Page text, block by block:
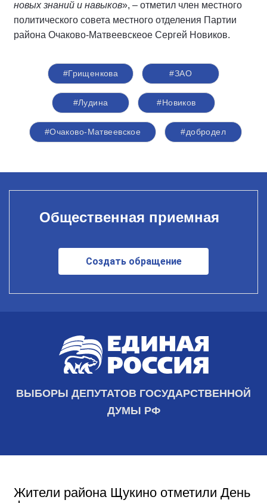
новых знаний и навыков», – отметил член местного
политического совета местного отделения Партии
района Очаково-Матвеевскеое Сергей Новиков.
#Грищенкова #ЗАО
#Лудина #Новиков
#Очаково-Матвеевское #добродел
Общественная приемная
Создать обращение
ВЫБОРЫ ДЕПУТАТОВ ГОСУДАРСТВЕННОЙ
ДУМЫ РФ
Жители района Щукино отметили День